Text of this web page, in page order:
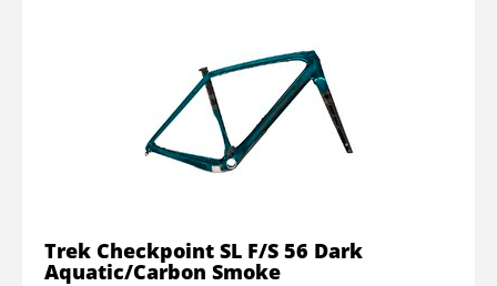
Trek Checkpoint SL F/S 56 Dark
Aquatic/Carbon Smoke